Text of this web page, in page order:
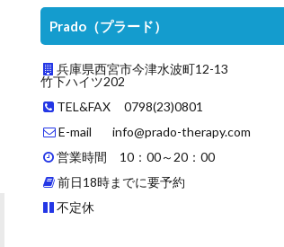
Prado（プラード）
兵庫県西宮市今津水波町12-13
竹下ハイツ202
TEL&FAX 0798(23)0801
E-mail info@prado-therapy.com
営業時間 10：00～20：00
前日18時までに要予約
不定休